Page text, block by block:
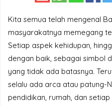
Kita semua telah mengenal
masyarakatnya memegang
Setiap aspek kehidupan,
dengan baik, sebagai simbol
yang tidak ada batasnya.
selalu ada arca atau patung-
pendidikan, rumah, dan